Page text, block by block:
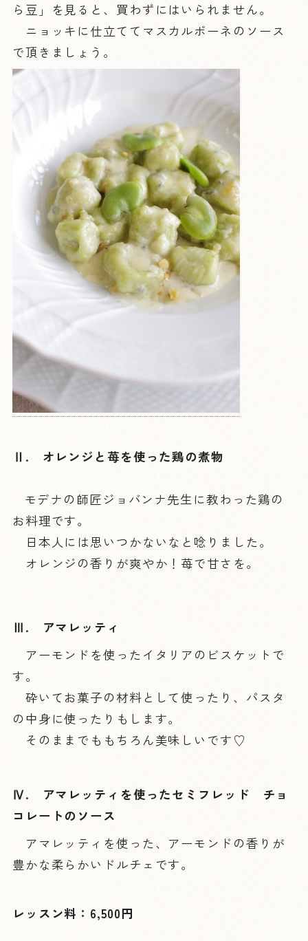
ら豆」を見ると、買わずにはいられません。
ニョッキに仕立ててマスカルポーネのソース
で頂きましょう。
Ⅱ. オレンジと苺を使った鶏の煮物
モデナの師匠ジョバンナ先生に教わった鶏の
お料理です。
日本人には思いつかないなと唸りました。
オレンジの香りが爽やか！苺で甘さを。
Ⅲ. アマレッティ
アーモンドを使ったイタリアのビスケットで
す。
砕いてお菓子の材料として使ったり、パスタ
の中身に使ったりもします。
そのままでももちろん美味しいです♡
Ⅳ. アマレッティを使ったセミフレッド チョ
コレートのソース
アマレッティを使った、アーモンドの香りが
豊かな柔らかいドルチェです。
レッスン料：6,500円